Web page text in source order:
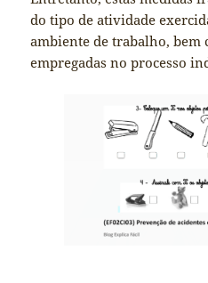
do tipo de atividade
ambiente de trabalho, bem
empregadas no processo